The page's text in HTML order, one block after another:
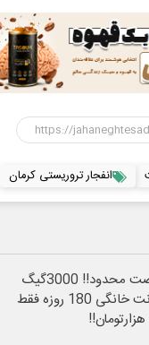
‌انفجار تروریستی کرمان
⏳فرصت محدود!! 3000گیگ
اینترنت خانگی 180 روزه فقط